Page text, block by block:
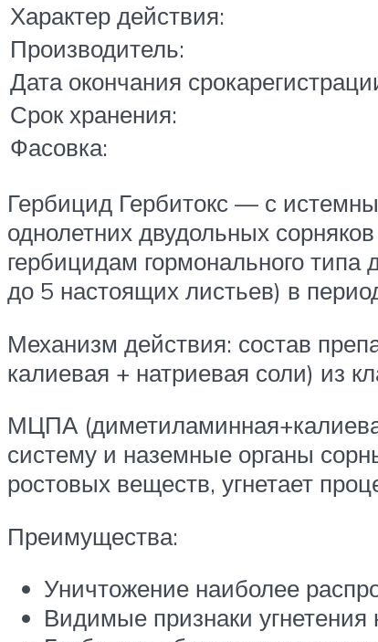
Характер действия:
Производитель:
Дата окончания
Срок хранения:
Фасовка:
Гербицид Гербитокс — с
однолетних двудольных
гербицидам гормонального типа
до 5 настоящих листьев) в
Механизм действия: состав
калиевая + натриевая соли) из
МЦПА
систему и наземные органы
ростовых веществ, угнетает
Преимущества:
Уничтожение наиболее
Видимые признаки